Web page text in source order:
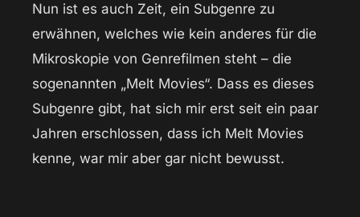
Nun ist es auch Zeit, ein Subgenre zu
erwähnen, welches wie kein anderes für die
Mikroskopie von Genrefilmen steht – die
sogenannten „Melt Movies“. Dass es dieses
Subgenre gibt, hat sich mir erst seit ein paar
Jahren erschlossen, dass ich Melt Movies
kenne, war mir aber gar nicht bewusst.